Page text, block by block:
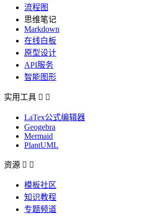
流程图
思维笔记
Markdown
在线白板
原型设计
API服务
智能图形
实用工具  
LaTex公式编辑器
Geogebra
Mermaid
PlantUML
资源  
模板社区
知识教程
专题频道